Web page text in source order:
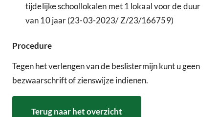
tijdelijke schoollokalen met 1 lokaal voor de duur
van 10 jaar (23-03-2023/ Z/23/166759)
Procedure
Tegen het verlengen van de beslistermijn kunt u geen
bezwaarschrift of zienswijze indienen.
Terug naar het overzicht